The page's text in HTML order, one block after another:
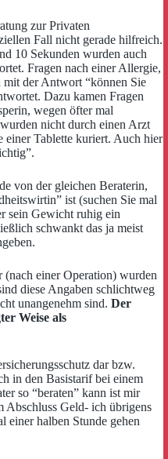
zur Privaten
Fall nicht gerade hilfreich.
10 Sekunden wurden auch
Fragen nach einer Allergie,
mit der Antwort “können Sie
Dazu kamen Fragen
wegen öfter mal
nicht durch einen Arzt
einer Tablette kuriert. Auch hier
von der gleichen Beraterin,
ist (suchen Sie mal
sein Gewicht ruhig ein
schwankt das ja meist
einer Operation) wurden
diese Angaben schlichtweg
unangenehm sind. Der
Weise als
dar bzw.
in den Basistarif bei einem
so “beraten” kann ist mir
Abschluss Geld- ich übrigens
einer halben Stunde gehen